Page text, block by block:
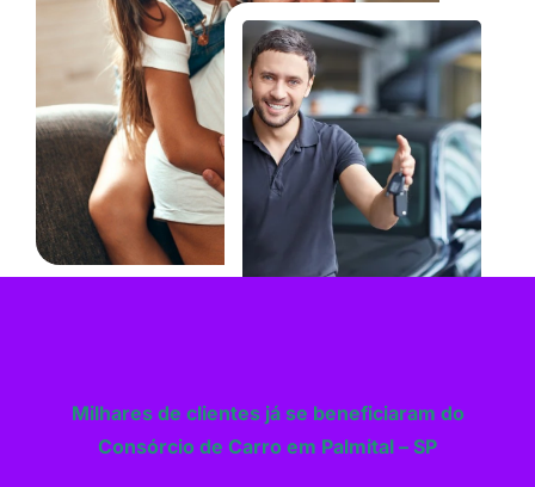
Milhares de clientes já se beneficiaram do
Consórcio de Carro em Palmital – SP